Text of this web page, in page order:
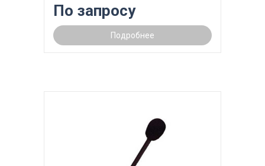
По запросу
Подробнее